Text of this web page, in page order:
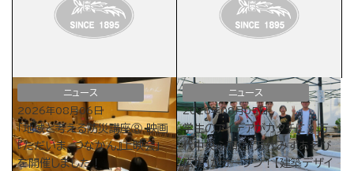
ニュース
2026年08月06日
「地域と考える防災講座⑧ 映画
『ただいま、つなかん』上映会」
を開催しました！
ニュース
2026年08月05日
学生のアイデアがカタチに！万
代中央ふ頭に「万代みずあそび
広場」がオープン！【建築デザイ